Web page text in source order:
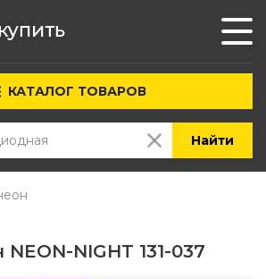
КАТАЛОГ ТОВАРОВ
Найти
NIGHT 131-037